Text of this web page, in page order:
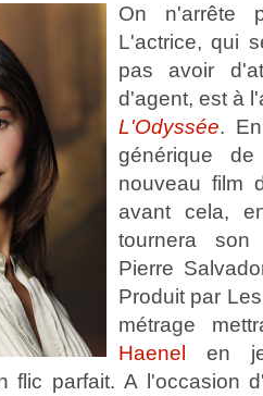
On n'arrête
L'actrice, qui
pas avoir
d'agent, est à
L'Odyssée.
générique
nouveau film
avant cela,
tournera
Pierre
Produit par
métrage
Haenel en
flic parfait. A l'occasion